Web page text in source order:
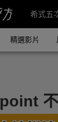
希式五
精選影片
不